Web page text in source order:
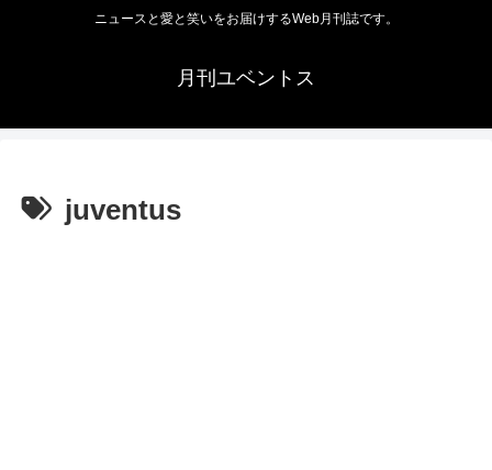
ニュースと愛と笑いをお届けするWeb月刊誌です。
月刊ユベントス
juventus